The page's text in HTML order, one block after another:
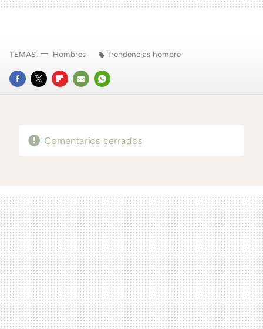
FACEBOOK
TWITTERFLIPBOARD
E-
WHATSAPP
TEMAS Hombres Trendencias hombre
Comentarios cerrados